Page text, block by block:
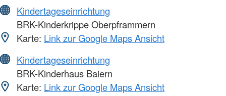
Kindertageseinrichtung
BRK-Kinderkrippe Oberpframmern
Karte: Link zur Google Maps Ansicht
Kindertageseinrichtung
BRK-Kinderhaus Baiern
Karte: Link zur Google Maps Ansicht